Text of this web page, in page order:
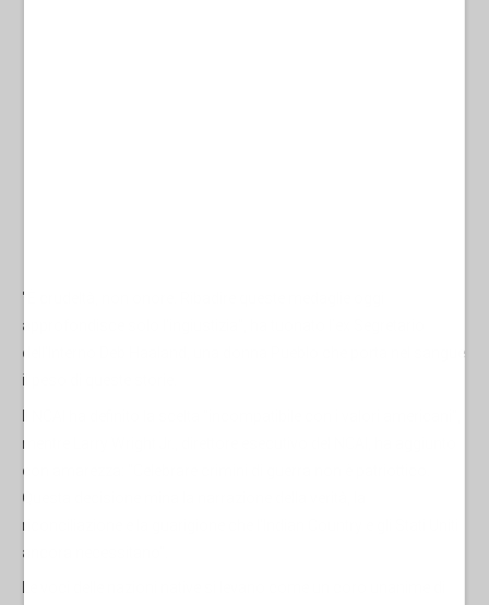
"È crudeltà, non onore. Ribadire queste medaglie oggi
approfondisce solo l'ingiustizia", ha tuonato l’ex Segretario
dell'Interno Deb Haaland, una donna Pueblo che porta nel sangue
il peso di queste storie.
mentre Larry Wright Jr., direttore esecutivo del NCAI, ha aggiunto
con amarezza: "Celebrare crimini di guerra non è patriottico.
Questa decisione mina la narrazione della verità, la
riconciliazione e la guarigione che l'Indian Country e gli Stati Uniti
ancora necessitano".